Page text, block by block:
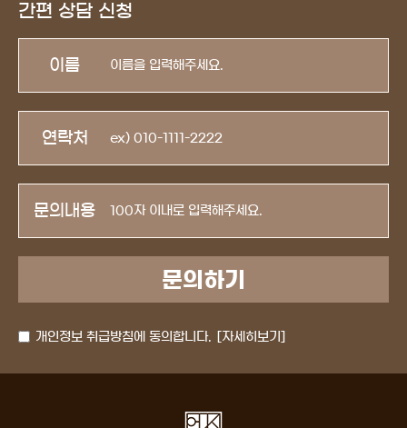
간편 상담 신청
이름
연락처
문의내용
개인정보 취급방침에 동의합니다. [자세히보기]